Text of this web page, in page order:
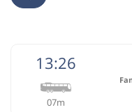
13:26
07m